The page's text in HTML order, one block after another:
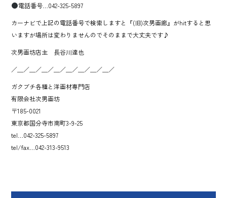
電話番号…042-325-5897
カーナビで上記の電話番号で検索しますと『(旧)次男画廊』がhitすると思
いますが場所は変わりませんのでそのままで大丈夫です♪
次男画坊店主 長谷川達也
／＿／＿／＿／＿／＿／＿／＿／＿／
ガクブチ各種と洋画材専門店
有限会社次男画坊
〒185-0021
東京都国分寺市南町3-9-25
tel…042-325-5897
tel/fax…042-313-9513